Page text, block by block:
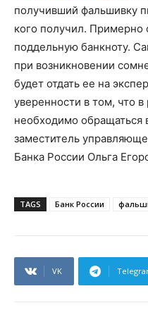
получивший фальшивку
кого получил. Примерно
поддельную банкноту.
при возникновении
будет отдать ее на
уверенности в том, что
необходимо
заместитель
Банка России Ольга
TAGS Банк России
VK